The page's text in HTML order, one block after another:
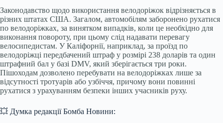
Законодавство щодо використання велодоріжок відрізняється в
різних штатах США. Загалом, автомобілям заборонено рухатися
по велодоріжках, за винятком випадків, коли це необхідно для
виконання повороту, при цьому слід надавати перевагу
велосипедистам. У Каліфорнії, наприклад, за проїзд по
велодоріжці передбачений штраф у розмірі 238 доларів та один
штрафний бал у базі DMV, який зберігається три роки.
Пішоходам дозволено перебувати на велодоріжках лише за
відсутності тротуарів або узбіччя, причому вони повинні
рухатися з урахуванням безпеки інших учасників руху.
💥 Думка редакції Бомба Новини: